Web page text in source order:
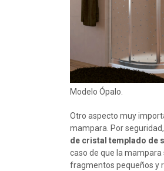
Modelo Ópalo.
Otro aspecto muy
mampara. Por seguridad,
de cristal templado de
caso de que la mampara
fragmentos pequeños y